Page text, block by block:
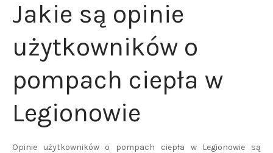
Jakie są opinie
użytkowników o
pompach ciepła w
Legionowie
Opinie użytkowników o pompach ciepła w Legionowie są